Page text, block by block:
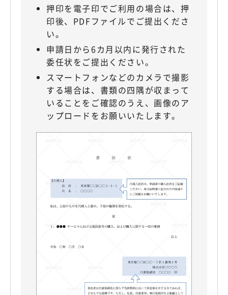
押印を電子印でご利用の場合は、押
印後、PDFファイルでご提出くださ
い。
申請日から6カ月以内に発行された
委任状をご提出ください。
スマートフォンなどのカメラで撮影
する場合は、書類の四隅が収まって
いることをご確認のうえ、画像のア
ップロードをお願いいたします。